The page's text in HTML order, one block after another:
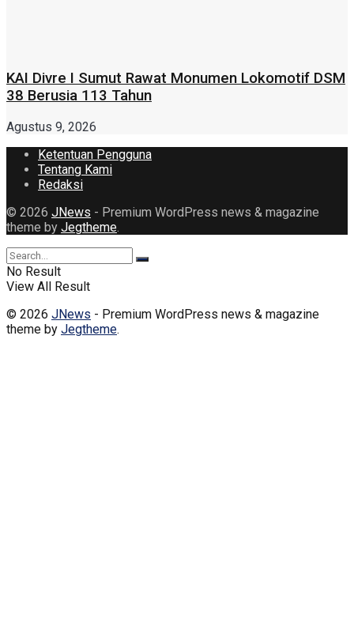
KAI Divre I Sumut Rawat Monumen Lokomotif DSM
38 Berusia 113 Tahun
Agustus 9, 2026
Ketentuan Pengguna
Tentang Kami
Redaksi
© 2026 JNews - Premium WordPress news & magazine
theme by Jegtheme
No Result
View All Result
© 2026 JNews - Premium WordPress news & magazine
theme by Jegtheme.